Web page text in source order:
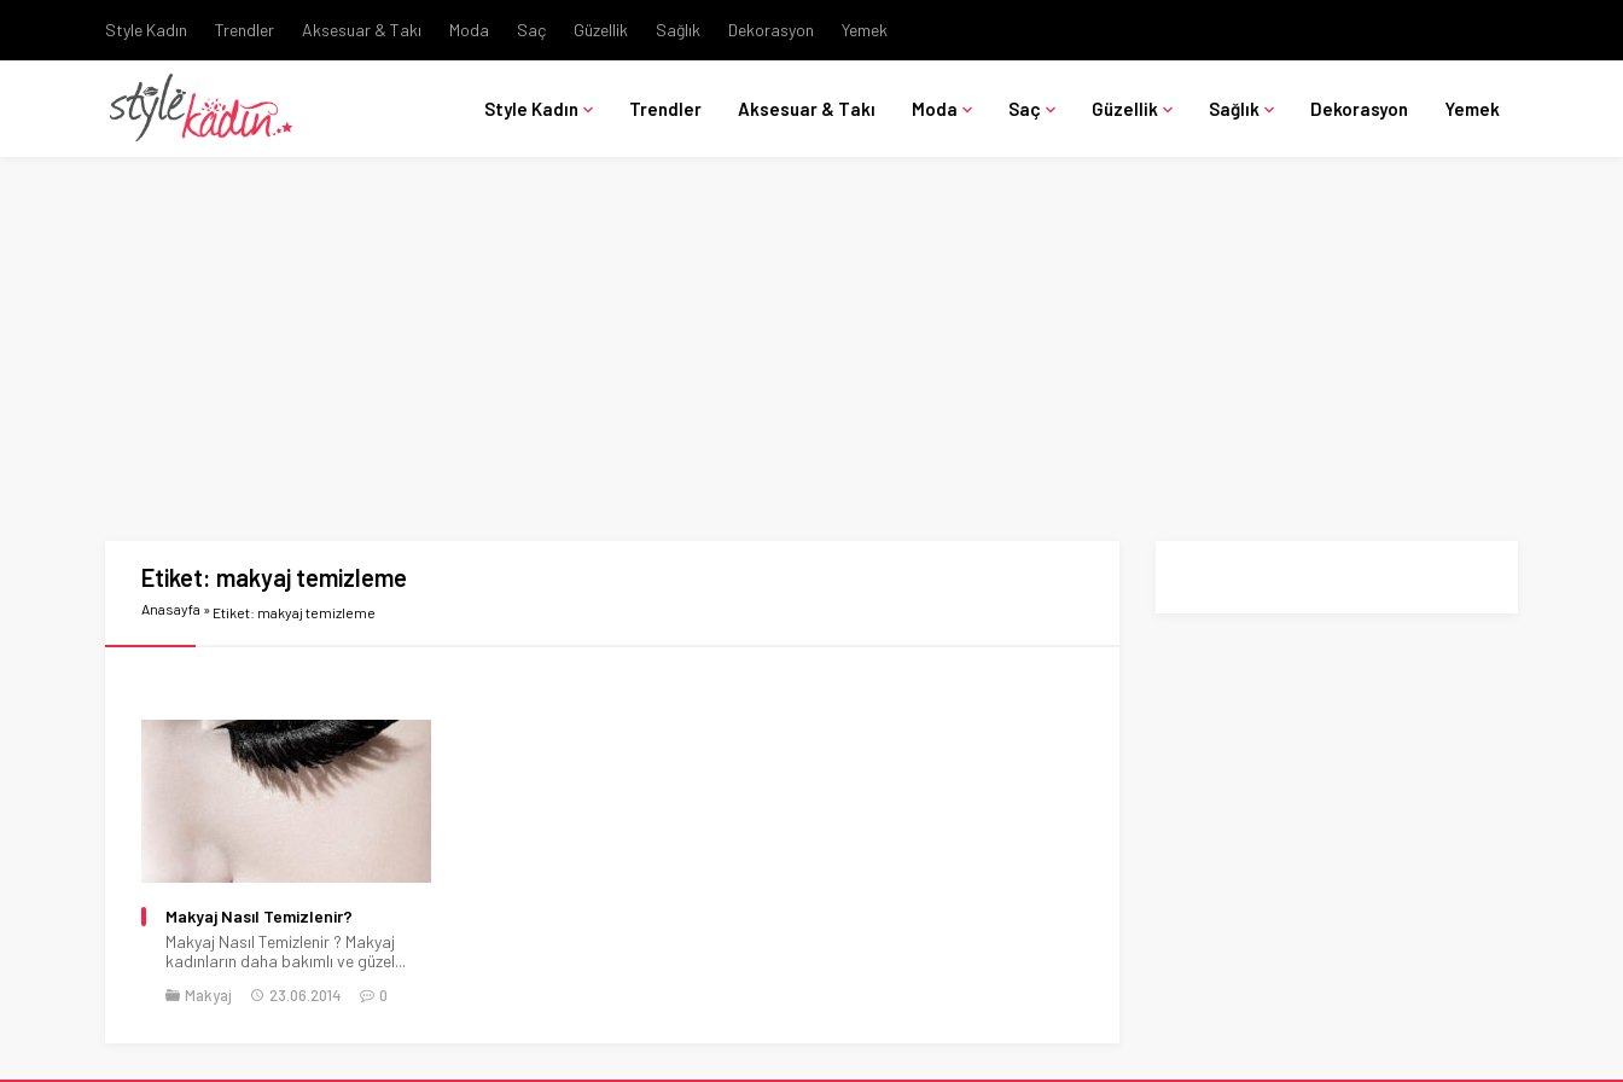
Style Kadın Trendler Aksesuar & Takı Moda Saç Güzellik Sağlık Dekorasyon Yemek
Style Kadın Trendler Aksesuar & Takı Moda Saç Güzellik Sağlık Dekorasyon Yemek
Etiket: makyaj temizleme
Anasayfa » Etiket: makyaj temizleme
Makyaj Nasıl Temizlenir?
Makyaj Nasıl Temizlenir ? Makyaj
kadınların daha bakımlı ve güzel...
Makyaj 23.06.2014 0